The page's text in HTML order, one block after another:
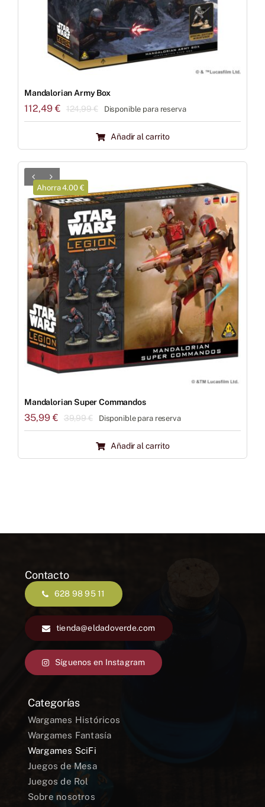
Mandalorian Army Box
124,99€El
original
era:
112,49€
El
actual
es:
Disponible para reserva
Añadir al carrito
Ahorra 4.00 €
Mandalorian Super Commandos
39,99€El
original
era:
35,99€
El
actual
es:
Disponible para reserva
Añadir al carrito
Contacto
628 98 95 11
tienda@eldadoverde.com
Síguenos en Instagram
Categorías
Wargames Históricos
Wargames Fantasía
Wargames SciFi
Juegos de Mesa
Juegos de Rol
Sobre nosotros